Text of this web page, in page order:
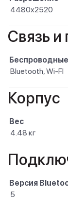
4480x2520
Связь
Bluetooth, Wi-FI
Корпус
Вес
4.48 кг
Версия
5